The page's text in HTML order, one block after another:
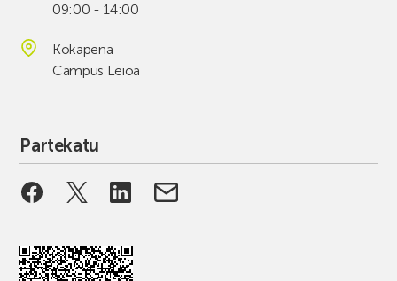
09:00 - 14:00
Kokapena
Campus Leioa
Partekatu